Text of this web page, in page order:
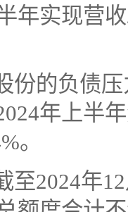
年实现营
份的负债
年上半
。
至2024年